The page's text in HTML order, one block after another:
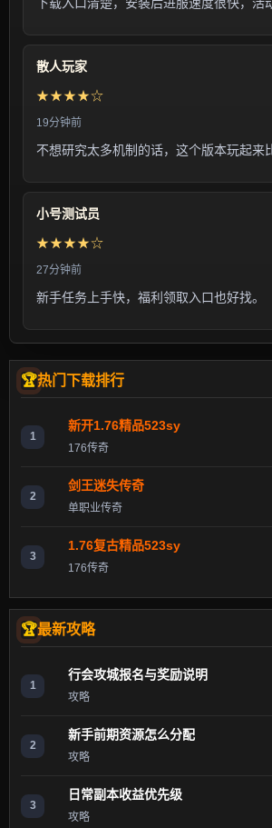
散人玩家
★★★★☆
19分钟前
不想研究太多机制的话，这个版本玩起来
小号测试员
★★★★☆
27分钟前
新手任务上手快，福利领取入口也好找。
热门下载排行
1
新开1.76精品523sy
176传奇
2
剑王迷失传奇
单职业传奇
3
1.76复古精品523sy
176传奇
最新攻略
1
行会攻城报名与奖励说明
攻略
2
新手前期资源怎么分配
攻略
3
日常副本收益优先级
攻略